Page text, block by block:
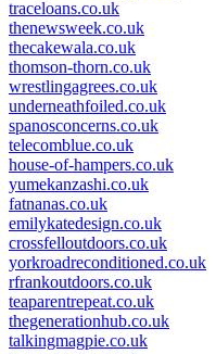
traceloans.co.uk
thenewsweek.co.uk
thecakewala.co.uk
thomson-thorn.co.uk
wrestlingagrees.co.uk
underneathfoiled.co.uk
spanosconcerns.co.uk
telecomblue.co.uk
house-of-hampers.co.uk
yumekanzashi.co.uk
fatnanas.co.uk
emilykatedesign.co.uk
crossfelloutdoors.co.uk
yorkroadreconditioned.co.uk
rfrankoutdoors.co.uk
teaparentrepeat.co.uk
thegenerationhub.co.uk
talkingmagpie.co.uk